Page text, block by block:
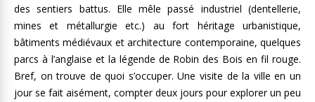
des sentiers battus. Elle mêle passé industriel (dentellerie,
mines et métallurgie etc.) au fort héritage urbanistique,
bâtiments médiévaux et architecture contemporaine, quelques
parcs à l’anglaise et la légende de Robin des Bois en fil rouge.
Bref, on trouve de quoi s’occuper. Une visite de la ville en un
jour se fait aisément, compter deux jours pour explorer un peu